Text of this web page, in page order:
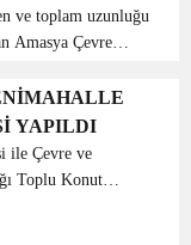
ve toplam uzunluğu
Amasya Çevre
köprü (bölünmüş),
2 adet aç-kapa
YAPILDI
ile Çevre ve
Toplu Konut
olan Amasya